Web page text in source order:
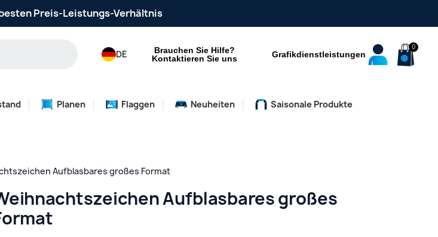
Preis-Leistungs-Verhältnis
DE
Brauchen Sie Hilfe?
Kontaktieren Sie uns
Grafikdienstleistungen
Planen Flaggen Neuheiten Saisonale Produkte
Aufblasbares großes Format
Aufblasbares großes